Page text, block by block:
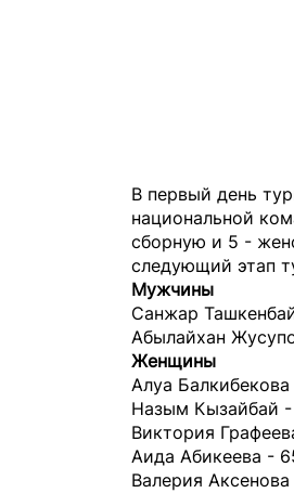
В первый день
национальной
сборную и 5 -
следующий этап
Мужчины
Санжар
Абылайхан
Женщины
Алуа
Назым Кызайбай
Виктория
Аида Абикеева -
Валерия